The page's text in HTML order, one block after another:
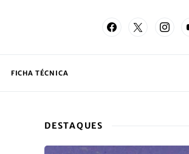
FICHA TÉCNICA
DESTAQUES